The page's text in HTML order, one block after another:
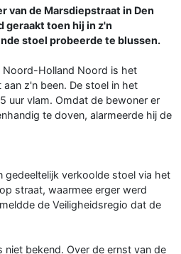
van de Marsdiepstraat in Den
geraakt toen hij in z'n
stoel probeerde te blussen.
Noord-Holland Noord is het
z'n been. De stoel in het
uur vlam. Omdat de bewoner er
te doven, alarmeerde hij de
gedeeltelijk verkoolde stoel via het
straat, waarmee erger werd
de Veiligheidsregio dat de
niet bekend. Over de ernst van de